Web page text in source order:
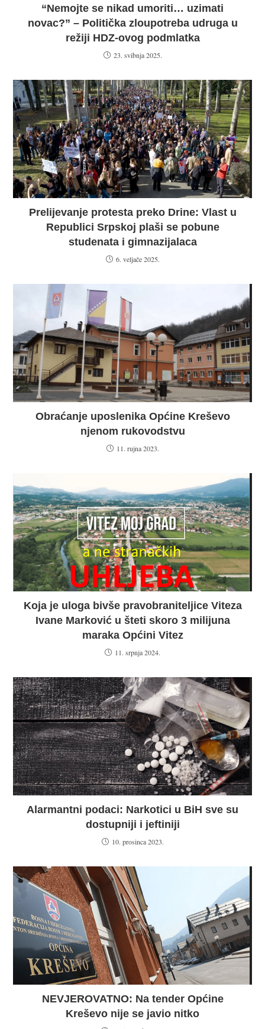
“Nemojte se nikad umoriti… uzimati
novac?” – Politička zloupotreba udruga u
režiji HDZ-ovog podmlatka
23. svibnja 2025.
Prelijevanje protesta preko Drine: Vlast u
Republici Srpskoj plaši se pobune
studenata i gimnazijalaca
6. veljače 2025.
Obraćanje uposlenika Općine Kreševo
njenom rukovodstvu
11. rujna 2023.
Koja je uloga bivše pravobraniteljice Viteza
Ivane Marković u šteti skoro 3 milijuna
maraka Općini Vitez
11. srpnja 2024.
Alarmantni podaci: Narkotici u BiH sve su
dostupniji i jeftiniji
10. prosinca 2023.
NEVJEROVATNO: Na tender Općine
Kreševo nije se javio nitko